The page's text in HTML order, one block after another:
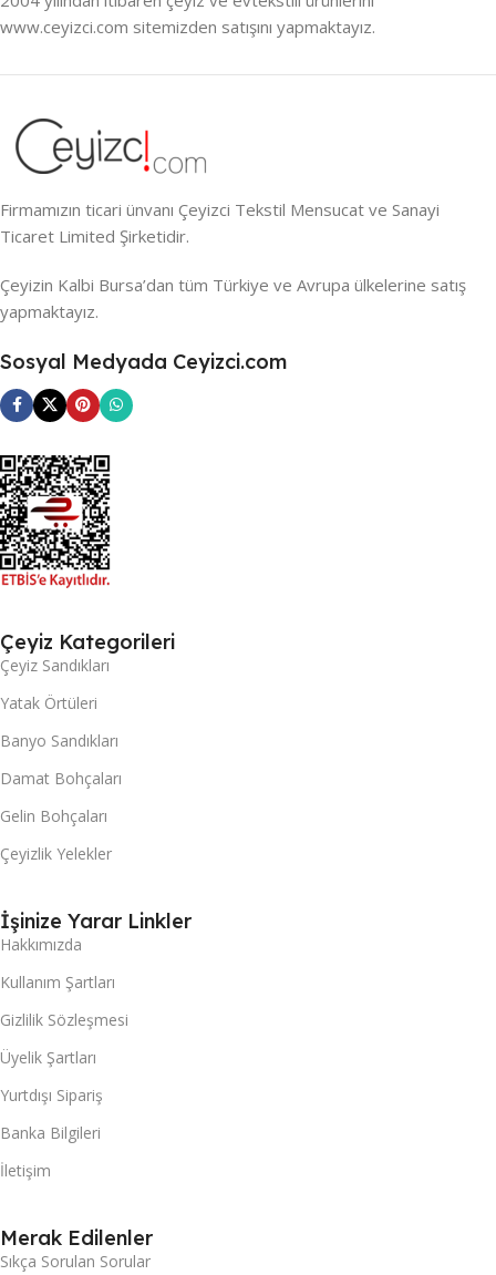
www.ceyizci.com sitemizden satışını yapmaktayız.
Firmamızın ticari ünvanı Çeyizci Tekstil Mensucat ve Sanayi
Ticaret Limited Şirketidir.
Çeyizin Kalbi Bursa’dan tüm Türkiye ve Avrupa ülkelerine satış
yapmaktayız.
Sosyal Medyada Ceyizci.com
Çeyiz Kategorileri
Çeyiz Sandıkları
Yatak Örtüleri
Banyo Sandıkları
Damat Bohçaları
Gelin Bohçaları
Çeyizlik Yelekler
İşinize Yarar Linkler
Hakkımızda
Kullanım Şartları
Gizlilik Sözleşmesi
Üyelik Şartları
Yurtdışı Sipariş
Banka Bilgileri
İletişim
Merak Edilenler
Sıkça Sorulan Sorular